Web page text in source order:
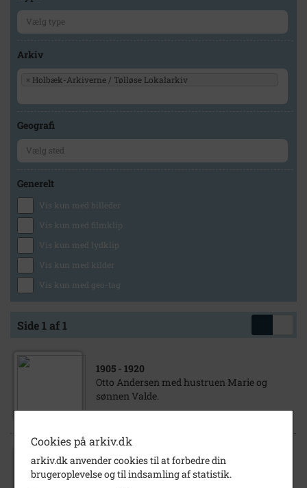
Arkiv
× Holbæk-Arkiverne / Tølløse Lokalarkiv
Geografi
Generelt
Vis kun med billeder
Vis kun med filmklip
Vis kun med lydklip
Vis kun med kilder
Vis kun med geo-tag
Side 1 af 1
1905 - 1920
Otto Andersen med hustruen Marie og
sønnen Valde.
1935- 1936
Sadelmager Peter Sørensen med sin mor og
Cookies på arkiv.dk
arkiv.dk anvender cookies til at forbedre din
brugeroplevelse og til indsamling af statistik.